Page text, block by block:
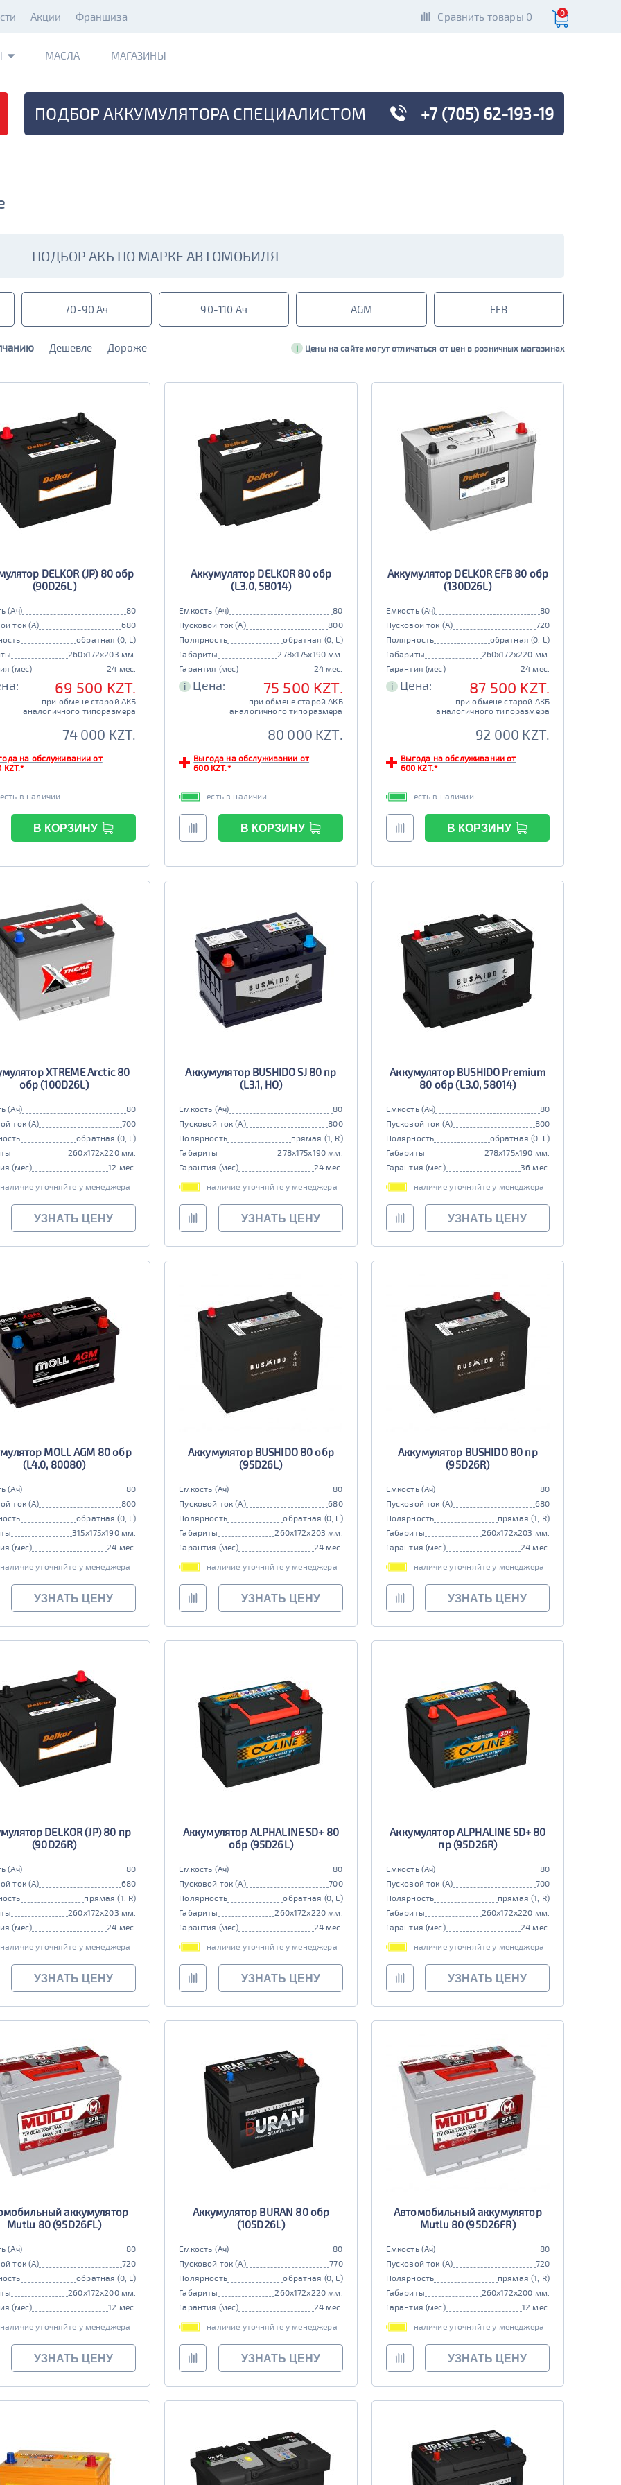
Акции Франшиза Сравнить товары 0 0
МАСЛА МАГАЗИНЫ
ПОДБОР АККУМУЛЯТОРА СПЕЦИАЛИСТОМ +7 (705) 62-193-19
ПОДБОР АКБ ПО МАРКЕ АВТОМОБИЛЯ
70-90 Ач 90-110 Ач AGM EFB
Дешевле Дороже i Цены на сайте могут отличаться от цен в розничных магазинах
DELKOR (JP) 80 обр
(90D26L)
(Ач)
80
ток (А)
680
обратная (0, L)
260x172x203 мм.
(мес)
24 мес.
69 500 KZT.
при обмене старой АКБ
аналогичного типоразмера
74 000 KZT.
на обслуживании от
KZT.*
есть в наличии
В КОРЗИНУ
Аккумулятор DELKOR 80 обр
(L3.0, 58014)
Емкость (Ач)
80
Пусковой ток (А)
800
Полярность
обратная (0, L)
Габариты
278x175x190 мм.
Гарантия (мес)
24 мес.
i Цена: 75 500 KZT.
при обмене старой АКБ
аналогичного типоразмера
80 000 KZT.
Выгода на обслуживании от
600 KZT.*
есть в наличии
В КОРЗИНУ
Аккумулятор DELKOR EFB 80 обр
(130D26L)
Емкость (Ач)
80
Пусковой ток (А)
720
Полярность
обратная (0, L)
Габариты
260x172x220 мм.
Гарантия (мес)
24 мес.
i Цена: 87 500 KZT.
при обмене старой АКБ
аналогичного типоразмера
92 000 KZT.
Выгода на обслуживании от
600 KZT.*
есть в наличии
В КОРЗИНУ
XTREME Arctic 80
обр (100D26L)
(Ач)
80
ток (А)
700
обратная (0, L)
260x172x220 мм.
(мес)
12 мес.
наличие уточняйте у менеджера
УЗНАТЬ ЦЕНУ
Аккумулятор BUSHIDO SJ 80 пр
(L3.1, HO)
Емкость (Ач)
80
Пусковой ток (А)
800
Полярность
прямая (1, R)
Габариты
278x175x190 мм.
Гарантия (мес)
24 мес.
наличие уточняйте у менеджера
УЗНАТЬ ЦЕНУ
Аккумулятор BUSHIDO Premium
80 обр (L3.0, 58014)
Емкость (Ач)
80
Пусковой ток (А)
800
Полярность
обратная (0, L)
Габариты
278x175x190 мм.
Гарантия (мес)
36 мес.
наличие уточняйте у менеджера
УЗНАТЬ ЦЕНУ
MOLL AGM 80 обр
(L4.0, 80080)
(Ач)
80
ток (А)
800
обратная (0, L)
315x175x190 мм.
(мес)
24 мес.
наличие уточняйте у менеджера
УЗНАТЬ ЦЕНУ
Аккумулятор BUSHIDO 80 обр
(95D26L)
Емкость (Ач)
80
Пусковой ток (А)
680
Полярность
обратная (0, L)
Габариты
260x172x203 мм.
Гарантия (мес)
24 мес.
наличие уточняйте у менеджера
УЗНАТЬ ЦЕНУ
Аккумулятор BUSHIDO 80 пр
(95D26R)
Емкость (Ач)
80
Пусковой ток (А)
680
Полярность
прямая (1, R)
Габариты
260x172x203 мм.
Гарантия (мес)
24 мес.
наличие уточняйте у менеджера
УЗНАТЬ ЦЕНУ
DELKOR (JP) 80 пр
(90D26R)
(Ач)
80
ток (А)
680
прямая (1, R)
260x172x203 мм.
(мес)
24 мес.
наличие уточняйте у менеджера
УЗНАТЬ ЦЕНУ
Аккумулятор ALPHALINE SD+ 80
обр (95D26L)
Емкость (Ач)
80
Пусковой ток (А)
700
Полярность
обратная (0, L)
Габариты
260x172x220 мм.
Гарантия (мес)
24 мес.
наличие уточняйте у менеджера
УЗНАТЬ ЦЕНУ
Аккумулятор ALPHALINE SD+ 80
пр (95D26R)
Емкость (Ач)
80
Пусковой ток (А)
700
Полярность
прямая (1, R)
Габариты
260x172x220 мм.
Гарантия (мес)
24 мес.
наличие уточняйте у менеджера
УЗНАТЬ ЦЕНУ
аккумулятор
Mutlu 80 (95D26FL)
(Ач)
80
ток (А)
720
обратная (0, L)
260x172x200 мм.
(мес)
12 мес.
наличие уточняйте у менеджера
УЗНАТЬ ЦЕНУ
Аккумулятор BURAN 80 обр
(105D26L)
Емкость (Ач)
80
Пусковой ток (А)
770
Полярность
обратная (0, L)
Габариты
260x172x220 мм.
Гарантия (мес)
24 мес.
наличие уточняйте у менеджера
УЗНАТЬ ЦЕНУ
Автомобильный аккумулятор
Mutlu 80 (95D26FR)
Емкость (Ач)
80
Пусковой ток (А)
720
Полярность
прямая (1, R)
Габариты
260x172x200 мм.
Гарантия (мес)
12 мес.
наличие уточняйте у менеджера
УЗНАТЬ ЦЕНУ